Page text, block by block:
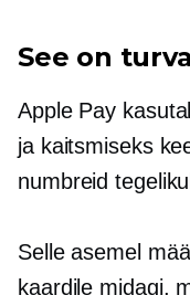
See on
Apple Pay
ja kaitsmiseks
numbreid
Selle asemel
kaardile midagi,